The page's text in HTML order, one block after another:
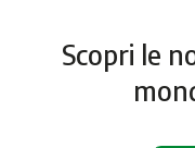
Scopri le